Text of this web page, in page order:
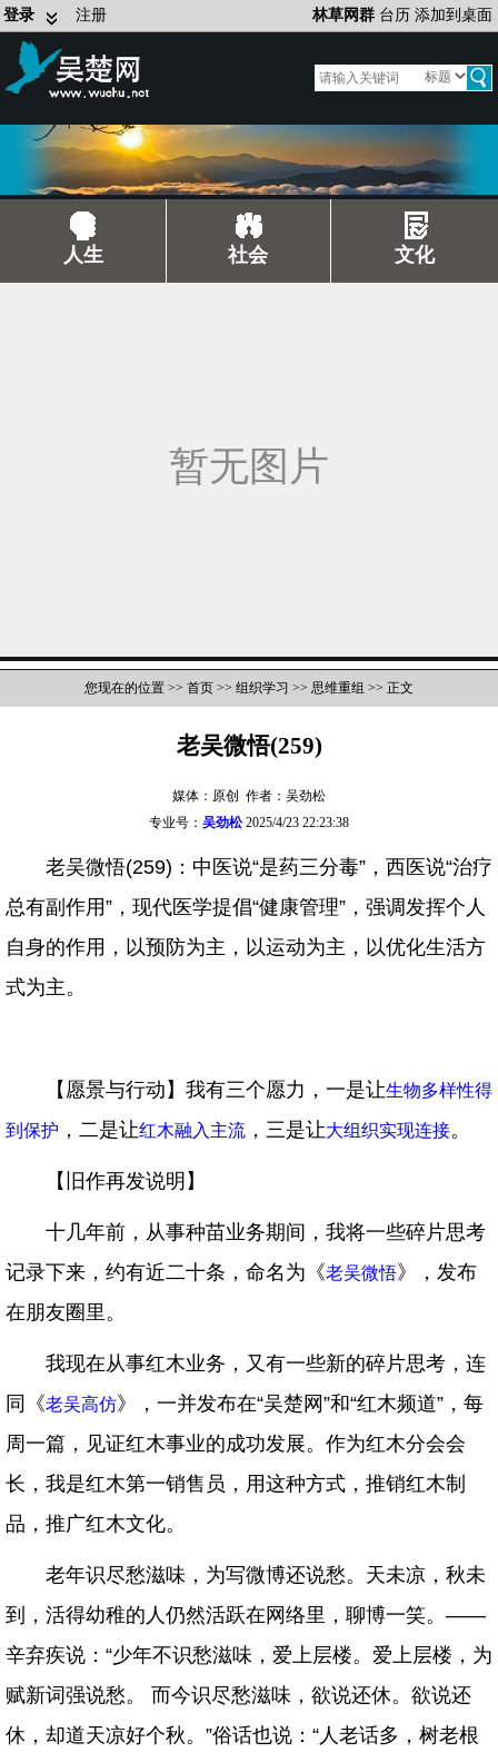
登录 注册 林草网群 台历 添加到桌面
人生 社会 文化
您现在的位置 >> 首页 >> 组织学习 >> 思维重组 >> 正文
老吴微悟(259)
媒体：原创 作者：吴劲松
专业号： 吴劲松2025/4/23 22:23:38
老吴微悟(259)：中医说“是药三分毒”，西医说“治疗
总有副作用”，现代医学提倡“健康管理”，强调发挥个人
自身的作用，以预防为主，以运动为主，以优化生活方
式为主。
【愿景与行动】我有三个愿力，一是让生物多样性得
到保护 ，二是让红木融入主流 ，三是让大组织实现连接。
【旧作再发说明】
十几年前，从事种苗业务期间，我将一些碎片思考
记录下来，约有近二十条，命名为《老吴微悟》，发布
在朋友圈里。
我现在从事红木业务，又有一些新的碎片思考，连
同《老吴高仿》，一并发布在“吴楚网”和“红木频道”，每
周一篇，见证红木事业的成功发展。作为红木分会会
长，我是红木第一销售员，用这种方式，推销红木制
品，推广红木文化。
老年识尽愁滋味，为写微博还说愁。天未凉，秋未
到，活得幼稚的人仍然活跃在网络里，聊博一笑。——
辛弃疾说：“少年不识愁滋味，爱上层楼。爱上层楼，为
赋新词强说愁。 而今识尽愁滋味，欲说还休。欲说还
休，却道天凉好个秋。”俗话也说：“人老话多，树老根